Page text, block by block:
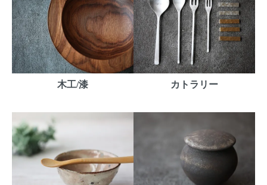
木工/漆 カトラリー